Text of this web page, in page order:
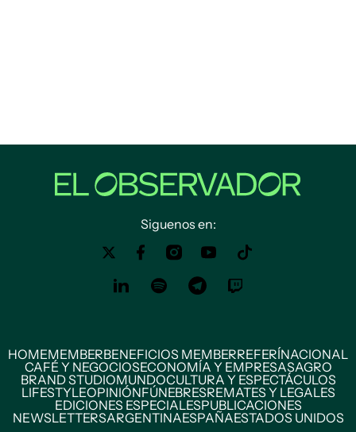
Siguenos en:
HOMEMEMBERBENEFICIOS MEMBERREFERÍNACIONAL
CAFÉ Y NEGOCIOSECONOMÍA Y EMPRESASAGRO
BRAND STUDIOMUNDOCULTURA Y ESPECTÁCULOS
LIFESTYLEOPINIÓNFÚNEBRESREMATES Y LEGALES
EDICIONES ESPECIALESPUBLICACIONES
NEWSLETTERSARGENTINAESPAÑAESTADOS UNIDOS